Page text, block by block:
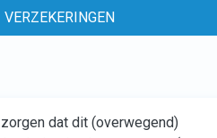
VERZEKERINGEN
dat dit (overwegend)